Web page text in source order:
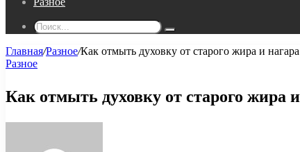
Поиск...
Главная/Разное/Как отмыть духовку от старого жира и
Разное
Как отмыть духовку от старого